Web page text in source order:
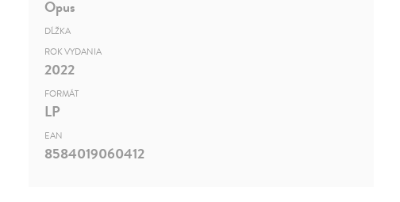
Opus
DĹŽKA
ROK VYDANIA
2022
FORMÁT
LP
EAN
8584019060412